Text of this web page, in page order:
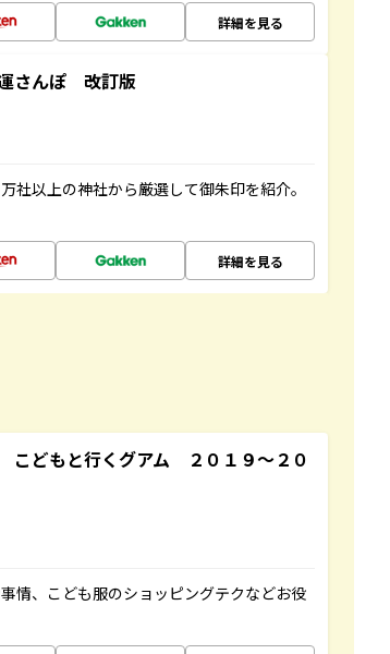
詳細を見る
さんぽ 改訂版
社以上の神社から厳選して御朱印を紹介。
詳細を見る
どもと行くグアム ２０１９～２０
情、こども服のショッピングテクなどお役